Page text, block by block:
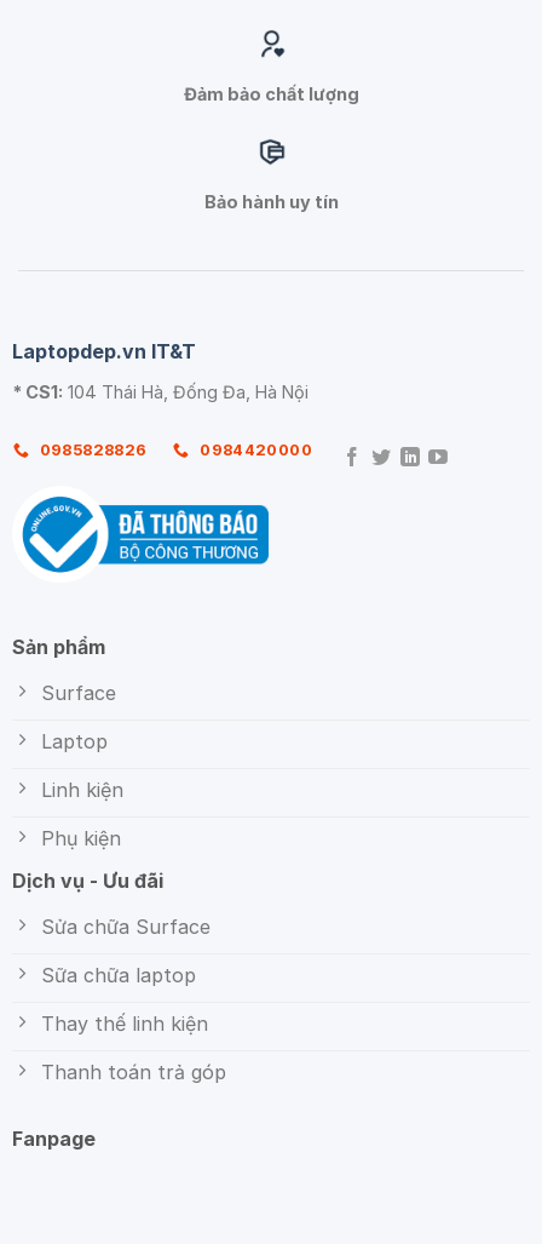
Đảm bảo chất lượng
Bảo hành uy tín
Laptopdep.vn IT&T
* CS1: 104 Thái Hà, Đống Đa, Hà Nội
0985828826 0984420000
Sản phẩm
Surface
Laptop
Linh kiện
Phụ kiện
Dịch vụ - Ưu đãi
Sửa chữa Surface
Sữa chữa laptop
Thay thế linh kiện
Thanh toán trả góp
Fanpage